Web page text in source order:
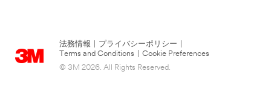
法務情報 プライバシーポリシー
Terms and Conditions
Cookie Preferences
© 3M 2026. All Rights Reserved.